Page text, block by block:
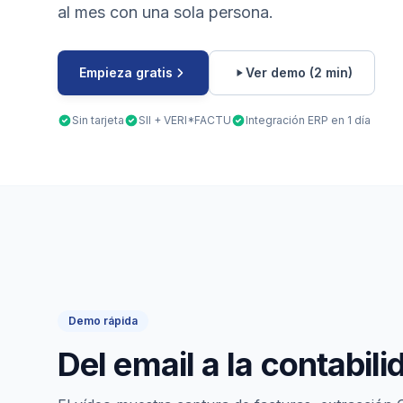
al mes con una sola persona.
Empieza gratis Ver demo (2 min)
Sin tarjeta SII + VERI*FACTU Integración ERP en 1 día
Demo rápida
Del email a la